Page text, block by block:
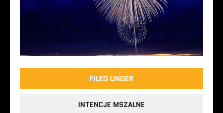
FILED UNDER
INTENCJE MSZALNE